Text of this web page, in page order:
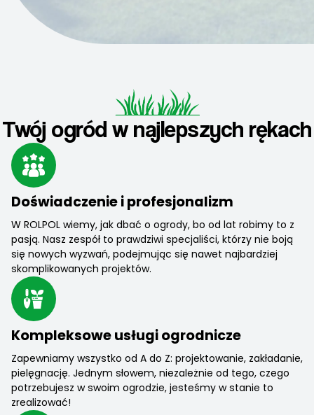
Twój ogród w najlepszych rękach
Doświadczenie i profesjonalizm
W ROLPOL wiemy, jak dbać o ogrody, bo od lat robimy to z
pasją. Nasz zespół to prawdziwi specjaliści, którzy nie boją
się nowych wyzwań, podejmując się nawet najbardziej
skomplikowanych projektów.
Kompleksowe usługi ogrodnicze
Zapewniamy wszystko od A do Z: projektowanie, zakładanie,
pielęgnację. Jednym słowem, niezależnie od tego, czego
potrzebujesz w swoim ogrodzie, jesteśmy w stanie to
zrealizować!